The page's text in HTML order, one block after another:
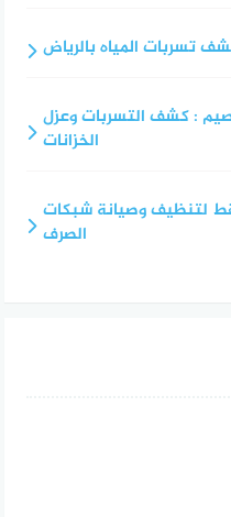
تسربات المياه بالرياض
: كشف التسربات وعزل
الخزانات
لتنظيف وصيانة شبكات
الصرف